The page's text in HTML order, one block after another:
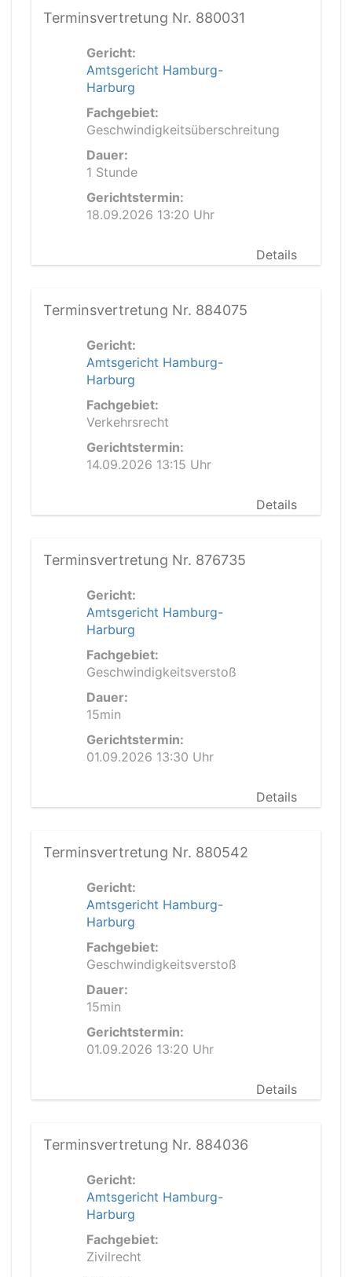
Terminsvertretung Nr. 880031
Gericht:
Amtsgericht Hamburg-
Harburg
Fachgebiet:
Geschwindigkeitsüberschreitung
Dauer:
1 Stunde
Gerichtstermin:
18.09.2026 13:20 Uhr
Details
Terminsvertretung Nr. 884075
Gericht:
Amtsgericht Hamburg-
Harburg
Fachgebiet:
Verkehrsrecht
Gerichtstermin:
14.09.2026 13:15 Uhr
Details
Terminsvertretung Nr. 876735
Gericht:
Amtsgericht Hamburg-
Harburg
Fachgebiet:
Geschwindigkeitsverstoß
Dauer:
15min
Gerichtstermin:
01.09.2026 13:30 Uhr
Details
Terminsvertretung Nr. 880542
Gericht:
Amtsgericht Hamburg-
Harburg
Fachgebiet:
Geschwindigkeitsverstoß
Dauer:
15min
Gerichtstermin:
01.09.2026 13:20 Uhr
Details
Terminsvertretung Nr. 884036
Gericht:
Amtsgericht Hamburg-
Harburg
Fachgebiet:
Zivilrecht